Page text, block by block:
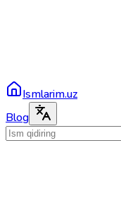
Ismlarim.uz
Blog